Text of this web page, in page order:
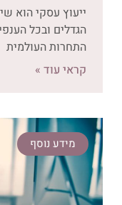
ייעוץ עסקי הוא
הגדלים ובכל
התחרות העולמית
קראי עוד »
מידע נוסף